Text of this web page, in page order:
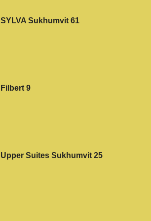
SYLVA Sukhumvit 61
Filbert 9
Upper Suites Sukhumvit 25